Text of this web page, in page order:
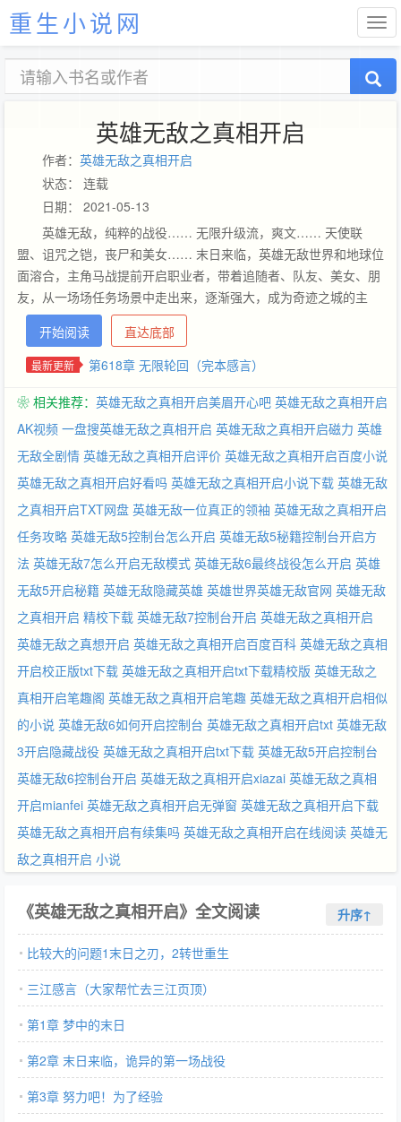
重生小说网
英雄无敌之真相开启
作者： 英雄无敌之真相开启
状态： 连载
日期： 2021-05-13
英雄无敌，纯粹的战役…… 无限升级流，爽文…… 天使联
盟、诅咒之铠，丧尸和美女…… 末日来临，英雄无敌世界和地球位
面溶合，主角马战提前开启职业者，带着追随者、队友、美女、朋
友，从一场场任务场景中走出来，逐渐强大，成为奇迹之城的主
人，揭开世界的真相…… 各位书友要是觉得《英雄无敌之真相开
启》还不错的话请不要忘记向您QQ群和微博里的朋友推荐哦！
开始阅读 直达底部
最新更新 第618章 无限轮回（完本感言）
❀ 相关推荐： 英雄无敌之真相开启美眉开心吧 英雄无敌之真相开启
AK视频 一盘搜英雄无敌之真相开启 英雄无敌之真相开启磁力 英雄
无敌全剧情 英雄无敌之真相开启评价 英雄无敌之真相开启百度小说
英雄无敌之真相开启好看吗 英雄无敌之真相开启小说下载 英雄无敌
之真相开启TXT网盘 英雄无敌一位真正的领袖 英雄无敌之真相开启
任务攻略 英雄无敌5控制台怎么开启 英雄无敌5秘籍控制台开启方
法 英雄无敌7怎么开启无敌模式 英雄无敌6最终战役怎么开启 英雄
无敌5开启秘籍 英雄无敌隐藏英雄 英雄世界英雄无敌官网 英雄无敌
之真相开启 精校下载 英雄无敌7控制台开启 英雄无敌之真相开启
英雄无敌之真想开启 英雄无敌之真相开启百度百科 英雄无敌之真相
开启校正版txt下载 英雄无敌之真相开启txt下载精校版 英雄无敌之
真相开启笔趣阁 英雄无敌之真相开启笔趣 英雄无敌之真相开启相似
的小说 英雄无敌6如何开启控制台 英雄无敌之真相开启txt 英雄无敌
3开启隐藏战役 英雄无敌之真相开启txt下载 英雄无敌5开启控制台
英雄无敌6控制台开启 英雄无敌之真相开启xiazai 英雄无敌之真相
开启mianfei 英雄无敌之真相开启无弹窗 英雄无敌之真相开启下载
英雄无敌之真相开启有续集吗 英雄无敌之真相开启在线阅读 英雄无
敌之真相开启 小说
《英雄无敌之真相开启》全文阅读 升序↑
比较大的问题1末日之刃，2转世重生
三江感言（大家帮忙去三江页顶）
第1章 梦中的末日
第2章 末日来临，诡异的第一场战役
第3章 努力吧！为了经验